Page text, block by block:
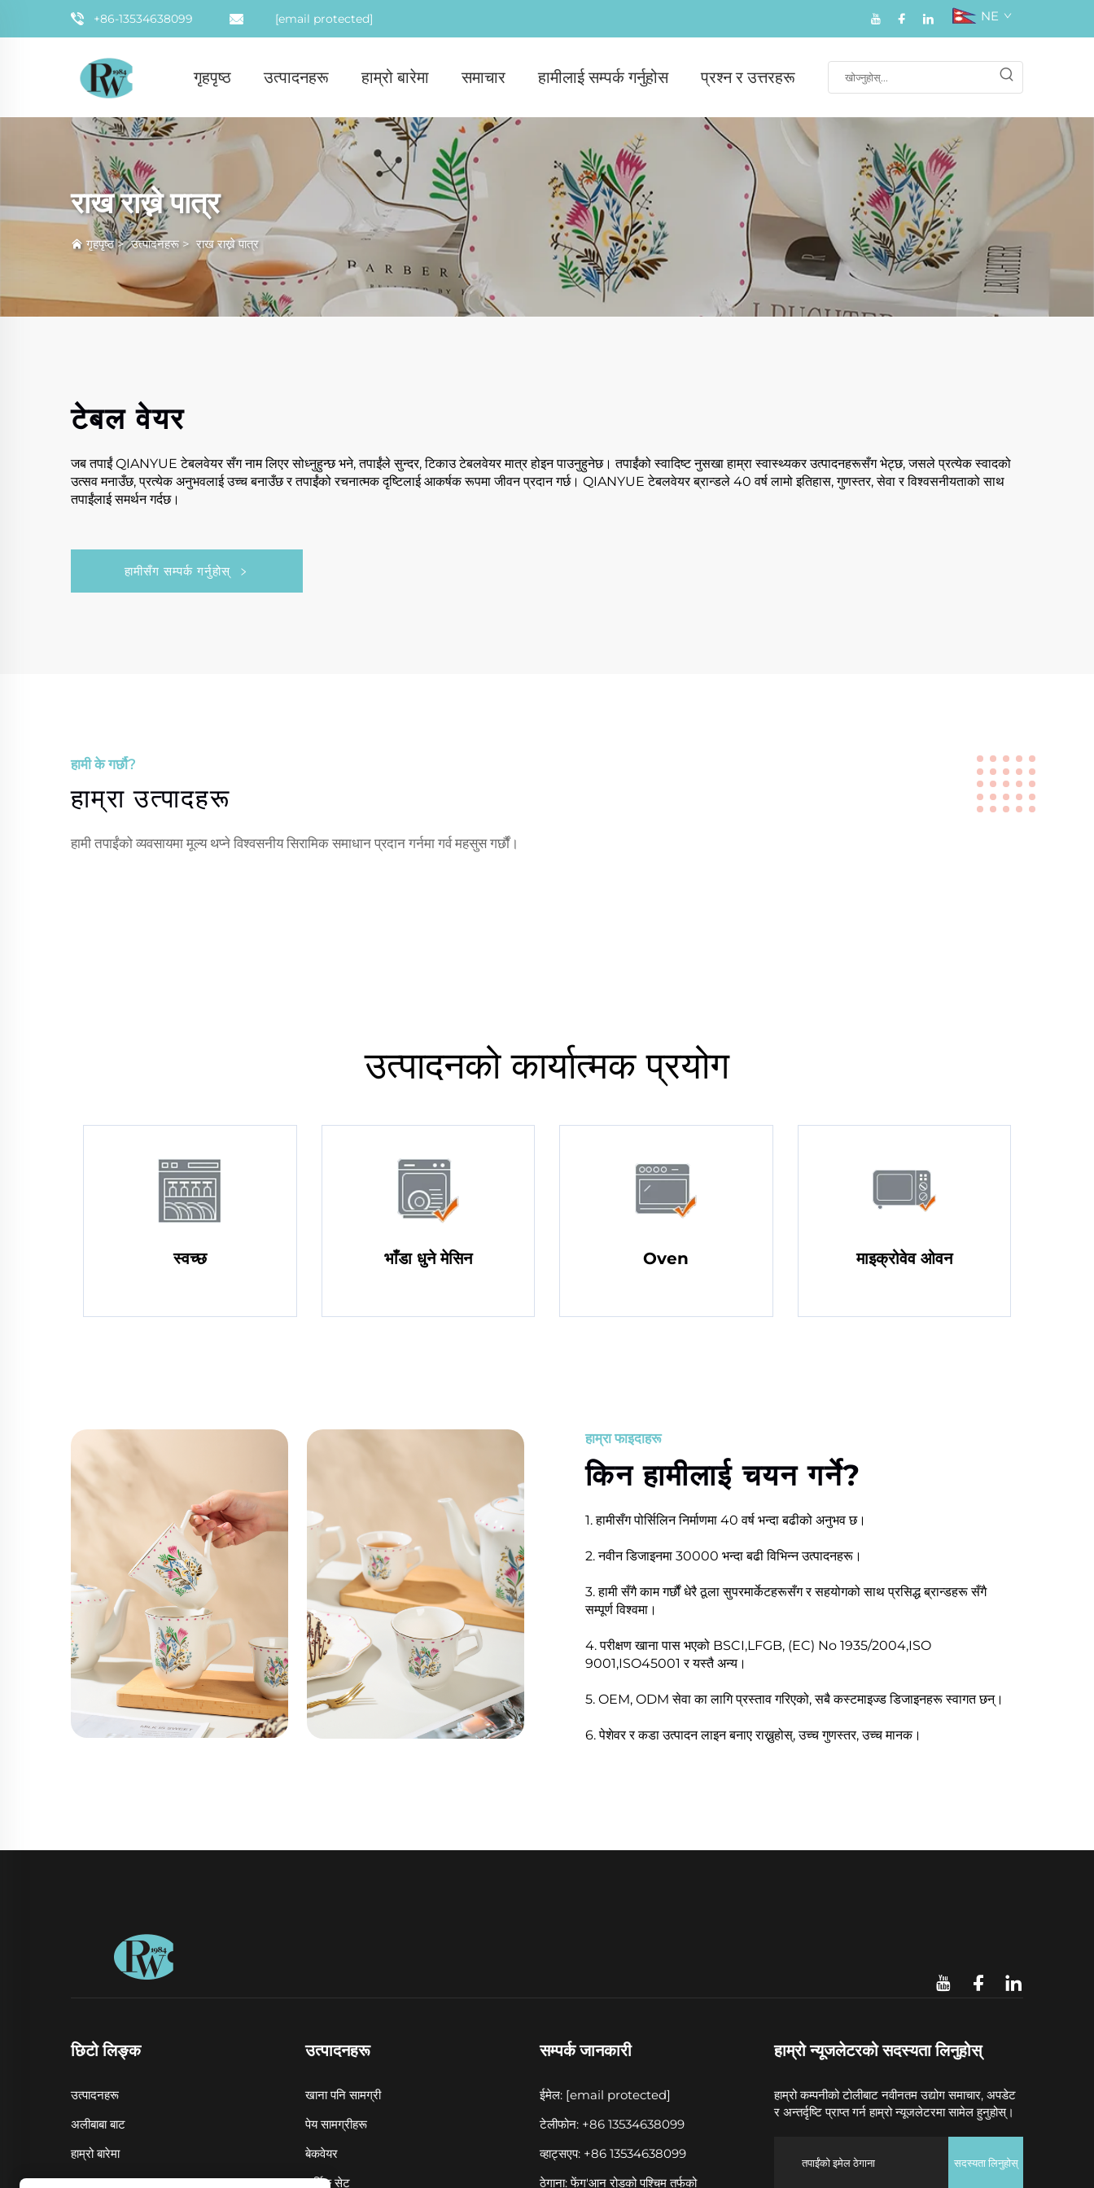
+86-13534638099 [email protected] NE
गृहपृष्ठ उत्पादनहरू हाम्रो बारेमा समाचार हामीलाई सम्पर्क गर्नुहोस प्रश्न र उत्तरहरू
राख राख्ने पात्र
गृहपृष्ठ>उत्पादनहरू> राख राख्ने पात्र
टेबल वेयर
जब तपाईं QIANYUE टेबलवेयर सँग नाम लिएर सोध्नुहुन्छ भने, तपाईंले सुन्दर, टिकाउ टेबलवेयर मात्र होइन पाउनुहुनेछ। तपाईंको स्वादिष्ट नुसखा हाम्रा स्वास्थ्यकर उत्पादनहरूसँग भेट्छ, जसले प्रत्येक स्वादको
उत्सव मनाउँछ, प्रत्येक अनुभवलाई उच्च बनाउँछ र तपाईंको रचनात्मक दृष्टिलाई आकर्षक रूपमा जीवन प्रदान गर्छ। QIANYUE टेबलवेयर ब्रान्डले 40 वर्ष लामो इतिहास, गुणस्तर, सेवा र विश्वसनीयताको साथ
तपाईंलाई समर्थन गर्दछ।
हामीसँग सम्पर्क गर्नुहोस्
हामी के गर्छौ?
हाम्रा उत्पादहरू
हामी तपाईंको व्यवसायमा मूल्य थप्ने विश्वसनीय सिरामिक समाधान प्रदान गर्नमा गर्व महसुस गर्छौं।
उत्पादनको कार्यात्मक प्रयोग
स्वच्छ भाँडा धुने मेसिन Oven माइक्रोवेव ओवन
हाम्रा फाइदाहरू
किन हामीलाई चयन गर्ने?
1. हामीसँग पोर्सिलिन निर्माणमा 40 वर्ष भन्दा बढीको अनुभव छ।
2. नवीन डिजाइनमा 30000 भन्दा बढी विभिन्न उत्पादनहरू।
3. हामी सँगै काम गर्छौं धेरै ठूला सुपरमार्केटहरूसँग र सहयोगको साथ प्रसिद्ध ब्रान्डहरू सँगै
सम्पूर्ण विश्वमा।
4. परीक्षण खाना पास भएको BSCI,LFGB, (EC) No 1935/2004,ISO
9001,ISO45001 र यस्तै अन्य।
5. OEM, ODM सेवा का लागि प्रस्ताव गरिएको, सबै कस्टमाइज्ड डिजाइनहरू स्वागत छन्।
6. पेशेवर र कडा उत्पादन लाइन बनाए राख्नुहोस्, उच्च गुणस्तर, उच्च मानक।
छिटो लिङ्क
उत्पादनहरू
अलीबाबा बाट
हाम्रो बारेमा
समाचार
उत्पादनहरू
खाना पनि सामग्री
पेय सामग्रीहरू
बेकवेयर
सर्भिङ सेट
सम्पर्क जानकारी
ईमेल: [email protected]
टेलीफोन: +86 13534638099
व्हाट्सएप: +86 13534638099
ठेगाना: फेंग'आन रोडको पश्चिम तर्फको
हाम्रो न्यूजलेटरको सदस्यता लिनुहोस्
हाम्रो कम्पनीको टोलीबाट नवीनतम उद्योग समाचार, अपडेट
र अन्तर्दृष्टि प्राप्त गर्न हाम्रो न्यूजलेटरमा सामेल हुनुहोस्।
सदस्यता लिनुहोस्